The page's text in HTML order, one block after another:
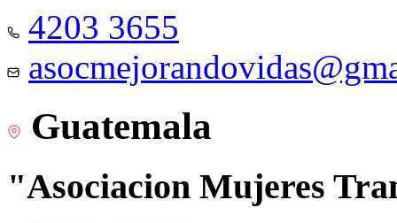
4203 3655
Guatemala
"Asociacion Mujeres